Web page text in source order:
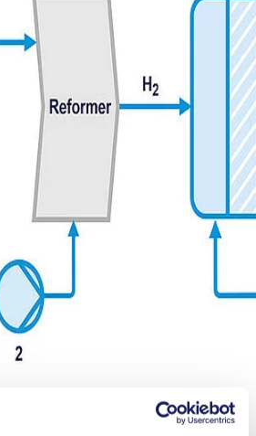
de KNF permettent une production et
l’hydrogène pour les piles à combustible.